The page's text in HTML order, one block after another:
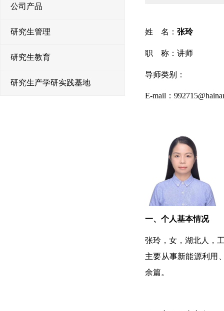
公司产品
研究生管理
研究生教育
研究生产学研实践基地
姓 名： 张玲
职 称：讲师
导师类别：
E-mail ：
一、个人基本情况
张玲，女，湖北人，
主要从事新能源利用
余篇。